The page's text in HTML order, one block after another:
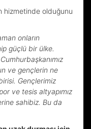
hizmetinde olduğunu
onların
güçlü bir ülke.
ve gençlerin ne
Gençlerimiz
ve tesis altyapımız
sahibiz. Bu da